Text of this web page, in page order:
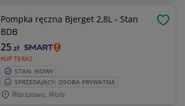
Pompka ręczna Bjerget 2,8L - Stan
BDB
KUP TERAZ
25zł
STAN: NOWY
SPRZEDAJĄCY: OSOBA PRYWATNA
Warszawa, Wola